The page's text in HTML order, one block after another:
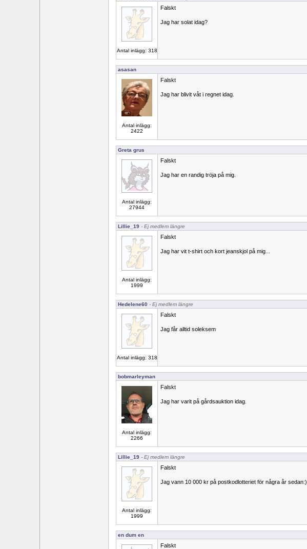
Antal inlägg: 318
Falskt
Jag har solat idag?
asasan
Antal inlägg:
2422
Falskt
Jag har blivit våt i regnet idag.
Greta grus
Antal inlägg:
27944
Falskt
Jag har en randig tröja på mig.
Lillie_19 - Ej medlem längre
Antal inlägg:
1999
Falskt
Jag har vit t-shirt och kort jeanskjol på mig...
Hedelene60 - Ej medlem längre
Antal inlägg: 318
Falskt
Jag får alltid soleksem
bobmarleyman
Antal inlägg:
2266
Falskt
Jag har varit på gårdsauktion idag.
Lillie_19 - Ej medlem längre
Antal inlägg:
1999
Falskt
Jag vann 10 000 kr på postkodlotteriet för några år sedan:)
en dum en
Falskt